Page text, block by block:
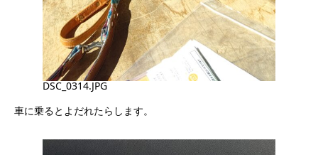
DSC_0314.JPG
車に乗るとよだれたらします。